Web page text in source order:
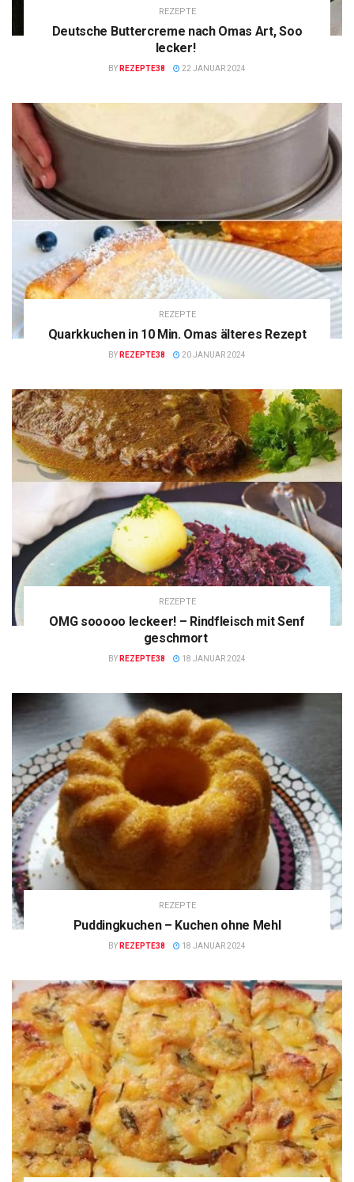
REZEPTE
Deutsche Buttercreme nach Omas Art, Soo
lecker!
BY REZEPTE38 22 JANUAR 2024
REZEPTE
Quarkkuchen in 10 Min. Omas älteres Rezept
BY REZEPTE38 20 JANUAR 2024
REZEPTE
OMG sooooo leckeer! – Rindfleisch mit Senf
geschmort
BY REZEPTE38 18 JANUAR 2024
REZEPTE
Puddingkuchen – Kuchen ohne Mehl
BY REZEPTE38 18 JANUAR 2024